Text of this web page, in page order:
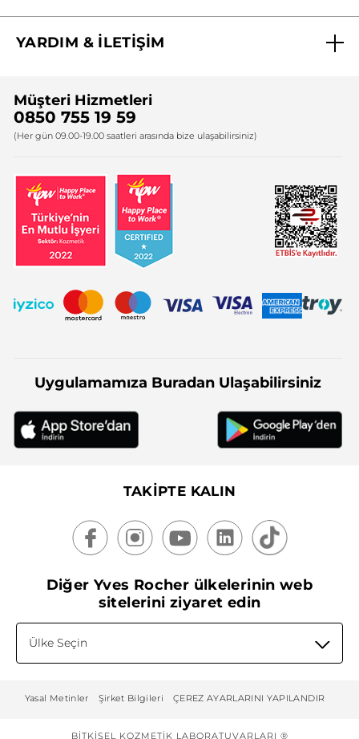
Yves Rocher Vakfı
YARDIM & İLETİŞİM
Bize Ulaşın
Firma Bilgileri
Müşteri Hizmetleri
0850 755 19 59
(Her gün 09.00-19.00 saatleri arasında bize ulaşabilirsiniz)
Uygulamamıza Buradan Ulaşabilirsiniz
TAKİPTE KALIN
Diğer Yves Rocher ülkelerinin web
sitelerini ziyaret edin
Ülke Seçin
Yasal Metinler Şirket Bilgileri ÇEREZ AYARLARINI YAPILANDIR
BITKISEL KOZMETIK LABORATUVARLARI ®